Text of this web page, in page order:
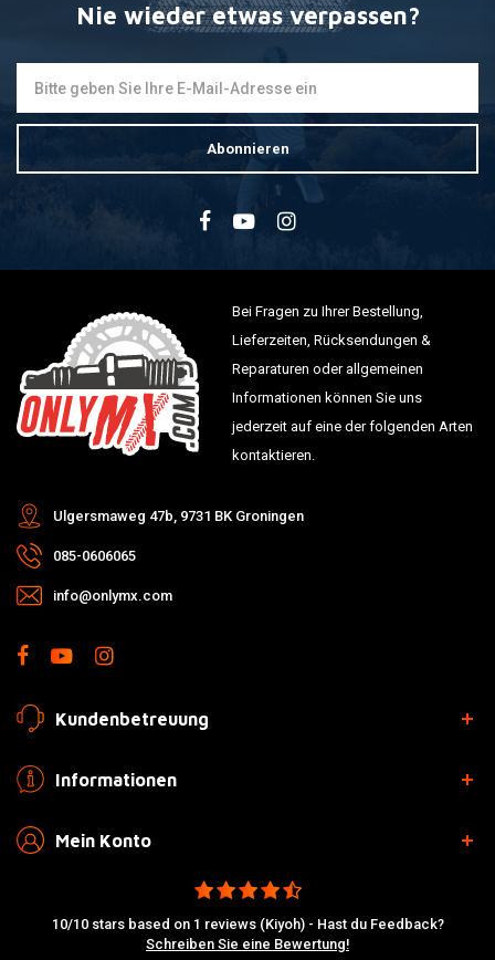
Nie wieder etwas verpassen?
Abonnieren
Bei Fragen zu Ihrer Bestellung,
Lieferzeiten, Rücksendungen &
Reparaturen oder allgemeinen
Informationen können Sie uns
jederzeit auf eine der folgenden Arten
kontaktieren.
Ulgersmaweg 47b, 9731 BK Groningen
085-0606065
info@onlymx.com
Kundenbetreuung
Informationen
Mein Konto
10/10 stars based on 1 reviews (Kiyoh) - Hast du Feedback?
Schreiben Sie eine Bewertung!